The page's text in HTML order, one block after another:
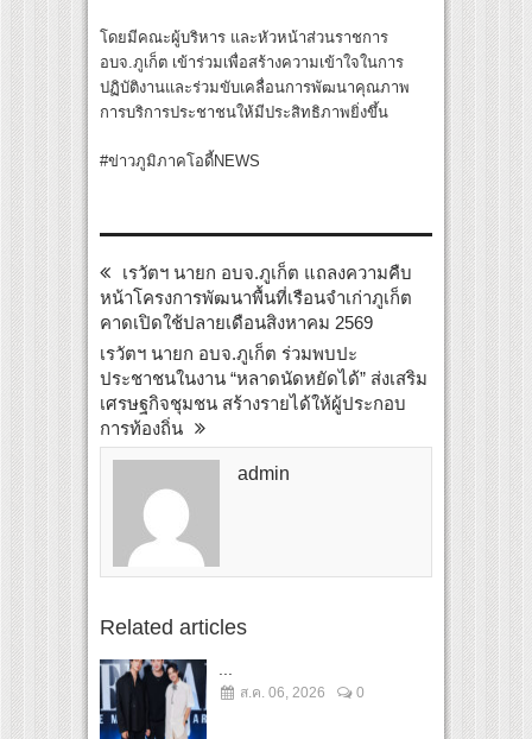
โดยมีคณะผู้บริหาร และหัวหน้าส่วนราชการ
อบจ.ภูเก็ต เข้าร่วมเพื่อสร้างความเข้าใจในการ
ปฏิบัติงานและร่วมขับเคลื่อนการพัฒนาคุณภาพ
การบริการประชาชนให้มีประสิทธิภาพยิ่งขึ้น
#ข่าวภูมิภาคโอดี้NEWS
เรวัตฯ นายก อบจ.ภูเก็ต แถลงความคืบ
หน้าโครงการพัฒนาพื้นที่เรือนจำเก่าภูเก็ต
คาดเปิดใช้ปลายเดือนสิงหาคม 2569
เรวัตฯ นายก อบจ.ภูเก็ต ร่วมพบปะ
ประชาชนในงาน “หลาดนัดหยัดได้” ส่งเสริม
เศรษฐกิจชุมชน สร้างรายได้ให้ผู้ประกอบ
การท้องถิ่น
admin
Related articles
ส.ค. 06, 2026 0